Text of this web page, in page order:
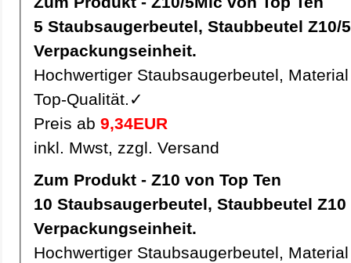
5 Staubsaugerbeutel, Staubbeutel Z10/5Mic pro
Verpackungseinheit.
Hochwertiger Staubsaugerbeutel,
Top-Qualität.✓
Preis ab 9,34EUR
inkl. Mwst, zzgl. Versand
Zum Produkt - Z10 von Top Ten
10 Staubsaugerbeutel, Staubbeutel Z10 pro
Verpackungseinheit.
Hochwertiger Staubsaugerbeutel,